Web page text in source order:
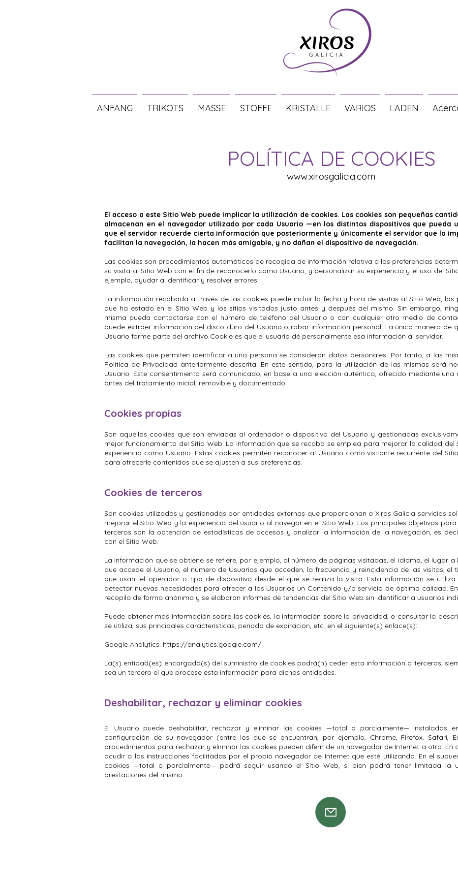
ANFANG TRIKOTS MASSE STOFFE KRISTALLE VARIOS LADEN
POLÍTICA DE COOKIES
www.xirosgalicia.com
El acceso a este Sitio Web puede implicar la utilización de cookies. Las cookies son pequeñas
almacenan en el navegador utilizado por cada Usuario —en los distintos dispositivos que pueda
que el servidor recuerde cierta información que posteriormente y únicamente el servidor que la
facilitan la navegación, la hacen más amigable, y no dañan el dispositivo de navegación.
Las cookies son procedimientos automáticos de recogida de información relativa a las preferencias
su visita al Sitio Web con el fin de reconocerlo como Usuario, y personalizar su experiencia y el uso del
ejemplo, ayudar a identificar y resolver errores.
La información recabada a través de las cookies puede incluir la fecha y hora de visitas al Sitio Web, las
que ha estado en el Sitio Web y los sitios visitados justo antes y después del mismo. Sin embargo,
misma pueda contactarse con el número de teléfono del Usuario o con cualquier otro medio de
puede extraer información del disco duro del Usuario o robar información personal. La única manera de
Usuario forme parte del archivo Cookie es que el usuario dé personalmente esa información al servidor.
Las cookies que permiten identificar a una persona se consideran datos personales. Por tanto, a las
Política de Privacidad anteriormente descrita. En este sentido, para la utilización de las mismas será
Usuario. Este consentimiento será comunicado, en base a una elección auténtica, ofrecido mediante
antes del tratamiento inicial, removible y documentado.
Cookies propias
Son aquellas cookies que son enviadas al ordenador o dispositivo del Usuario y gestionadas
mejor funcionamiento del Sitio Web. La información que se recaba se emplea para mejorar la calidad del
experiencia como Usuario. Estas cookies permiten reconocer al Usuario como visitante recurrente del
para ofrecerle contenidos que se ajusten a sus preferencias.
Cookies de terceros
Son cookies utilizadas y gestionadas por entidades externas que proporcionan a Xiros Galicia servicios
mejorar el Sitio Web y la experiencia del usuario al navegar en el Sitio Web. Los principales objetivos
terceros son la obtención de estadísticas de accesos y analizar la información de la navegación, es
con el Sitio Web.
La información que se obtiene se refiere, por ejemplo, al número de páginas visitadas, el idioma, el lugar a
que accede el Usuario, el número de Usuarios que acceden, la frecuencia y reincidencia de las visitas, el
que usan, el operador o tipo de dispositivo desde el que se realiza la visita. Esta información se
detectar nuevas necesidades para ofrecer a los Usuarios un Contenido y/o servicio de óptima calidad.
recopila de forma anónima y se elaboran informes de tendencias del Sitio Web sin identificar a usuarios
Puede obtener más información sobre las cookies, la información sobre la privacidad, o consultar la
se utiliza, sus principales características, periodo de expiración, etc. en el siguiente(s) enlace(s):
Google Analytics: https://analytics.google.com/
La(s) entidad(es) encargada(s) del suministro de cookies podrá(n) ceder esta información a terceros,
sea un tercero el que procese esta información para dichas entidades.
Deshabilitar, rechazar y eliminar cookies
El Usuario puede deshabilitar, rechazar y eliminar las cookies —total o parcialmente— instaladas
configuración de su navegador (entre los que se encuentran, por ejemplo, Chrome, Firefox, Safari,
procedimientos para rechazar y eliminar las cookies pueden diferir de un navegador de Internet a otro. En
acudir a las instrucciones facilitadas por el propio navegador de Internet que esté utilizando. En el
cookies —total o parcialmente— podrá seguir usando el Sitio Web, si bien podrá tener limitada la
prestaciones del mismo.